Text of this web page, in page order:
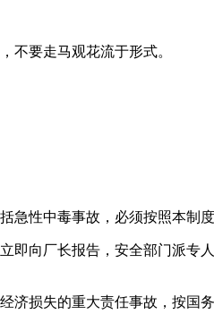
不要走马观花流于形式。
性中毒事故，必须按照本制
即向厂长报告，安全部门派
损失的重大责任事故，按国